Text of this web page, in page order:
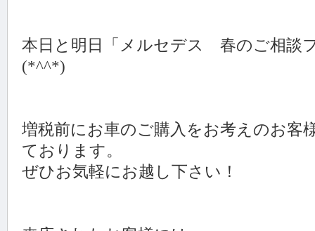
本日と明日「メルセデス 春のご相談
(*^^*)
増税前にお車のご購入をお考えのお客
ております。
ぜひお気軽にお越し下さい！